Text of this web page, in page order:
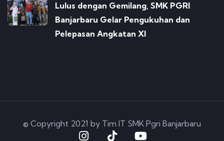
Lulus dengan Gemilang, SMK PGRI
Banjarbaru Gelar Pengukuhan dan
Pelepasan Angkatan XI
© Copyright 2021 by Tim IT SMK Pgri Banjarbaru